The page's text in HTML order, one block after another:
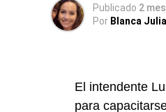
Publicado 2
Por Blanca
El intendente
para